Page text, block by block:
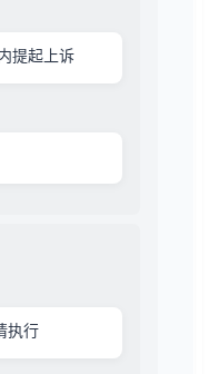
提起上诉
执行